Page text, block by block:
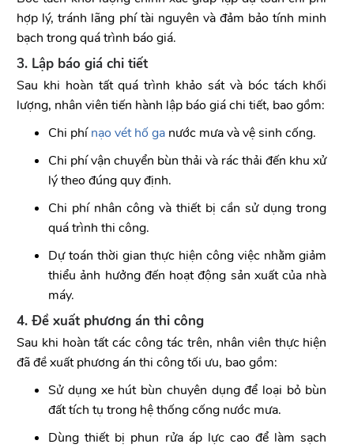
hợp lý, tránh lãng phí tài nguyên và đảm bảo tính minh
bạch trong quá trình báo giá.
3. Lập báo giá chi tiết
Sau khi hoàn tất quá trình khảo sát và bóc tách khối
lượng, nhân viên tiến hành lập báo giá chi tiết, bao gồm:
Chi phínạo vét hố ga nước mưa và vệ sinh cống.
Chi phí vận chuyển bùn thải và rác thải đến khu xử
lý theo đúng quy định.
Chi phí nhân công và thiết bị cần sử dụng trong
quá trình thi công.
Dự toán thời gian thực hiện công việc nhằm giảm
thiểu ảnh hưởng đến hoạt động sản xuất của nhà
máy.
4. Đề xuất phương án thi công
Sau khi hoàn tất các công tác trên, nhân viên thực hiện
đã đề xuất phương án thi công tối ưu, bao gồm:
Sử dụng xe hút bùn chuyên dụng để loại bỏ bùn
đất tích tụ trong hệ thống cống nước mưa.
Dùng thiết bị phun rửa áp lực cao để làm sạch